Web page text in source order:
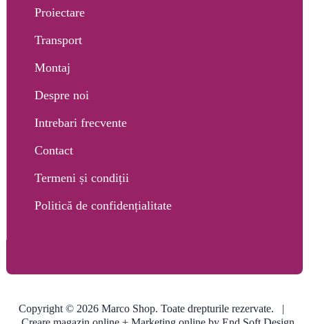
Proiectare
Transport
Montaj
Despre noi
Intrebari frecvente
Contact
Termeni și condiții
Politică de confidențialitate
Copyright © 2026 Marco Shop. Toate drepturile rezervate. |